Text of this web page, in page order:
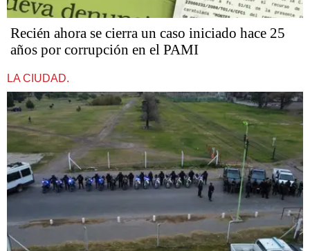
Recién ahora se cierra un caso iniciado hace 25
años por corrupción en el PAMI
LA CIUDAD.